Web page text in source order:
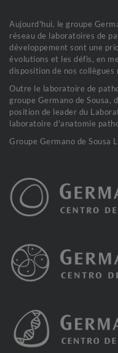
Aujourd'hui, le groupe
réseau de laboratoires de
développement sont une
évolutions et les défis, en
disposition de nos
Outre le laboratoire de
groupe Germano de
position de leader du
laboratoire d'anatomie
Groupe Germano de Sousa